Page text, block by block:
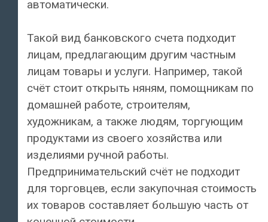
автоматически.
Такой вид банковского счета подходит
лицам, предлагающим другим частным
лицам товары и услуги. Например, такой
счёт стоит открыть няням, помощникам по
домашней работе, строителям,
художникам, а также людям, торгующим
продуктами из своего хозяйства или
изделиями ручной работы.
Предпринимательский счёт не подходит
для торговцев, если закупочная стоимость
их товаров составляет большую часть от